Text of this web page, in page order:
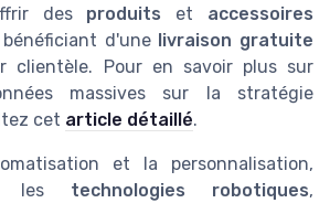
des produits et accessoires
d'une livraison gratuite
clientèle. Pour en savoir plus sur
massives sur la stratégie
cet article détaillé.
et la personnalisation,
les technologies robotiques,